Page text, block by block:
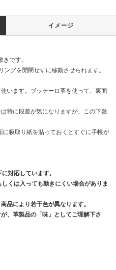
イメージ
です。
グを開閉せずに移動させられます。
います。ブッテーロ革を使って、裏面
特に段差が気になりますが、この下敷
吸取り紙を貼っておくとすぐに手帳が
対応しています。
くは入っても動きにくい場合がありま
品により若干色が異なります。
、革製品の「味」としてご理解下さ